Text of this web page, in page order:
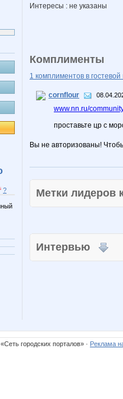
?
Интересы : не указаны
Комплименты
1 комплиментов в гостевой
cornflour
www.nn.ru/
проставьте цр с
Вы не авторизованы!
Метки
Интервью
городских порталов» · Реклама